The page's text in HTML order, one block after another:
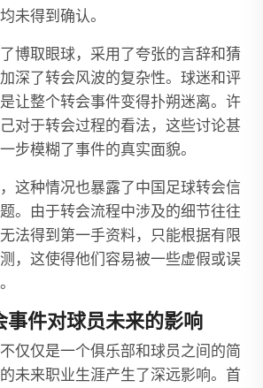
未得到确认。
博取眼球，采用了夸张的言辞和猜
深了转会风波的复杂性。球迷和评
让整个转会事件变得扑朔迷离。许
对于转会过程的看法，这些讨论甚
步模糊了事件的真实面貌。
这种情况也暴露了中国足球转会信
。由于转会流程中涉及的细节往往
法得到第一手资料，只能根据有限
，这使得他们容易被一些虚假或误
事件对球员未来的影响
仅仅是一个俱乐部和球员之间的简
未来职业生涯产生了深远影响。首